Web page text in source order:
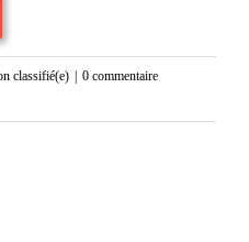
classifié(e) | 0 commentaire